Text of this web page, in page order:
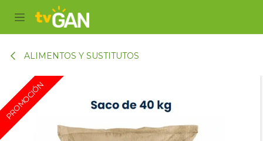
ALIMENTOS Y SUSTITUTOS
PROMOCIÓN